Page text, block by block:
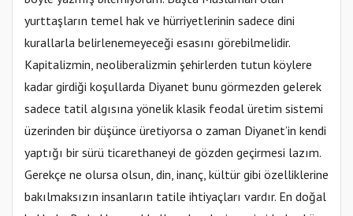
yurttaşların temel hak ve hürriyetlerinin sadece dini
kurallarla belirlenemeyeceği esasını görebilmelidir.
Kapitalizmin, neoliberalizmin şehirlerden tutun köylere
kadar girdiği koşullarda Diyanet bunu görmezden gelerek
sadece tatil algısına yönelik klasik feodal üretim sistemi
üzerinden bir düşünce üretiyorsa o zaman Diyanet’in kendi
yaptığı bir sürü ticarethaneyi de gözden geçirmesi lazım.
Gerekçe ne olursa olsun, din, inanç, kültür gibi özelliklerine
bakılmaksızın insanların tatile ihtiyaçları vardır. En doğal